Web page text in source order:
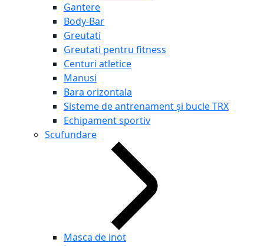
Gantere
Body-Bar
Greutati
Greutati pentru fitness
Centuri atletice
Manusi
Bara orizontala
Sisteme de antrenament și bucle TRX
Echipament sportiv
Scufundare
Masca de inot